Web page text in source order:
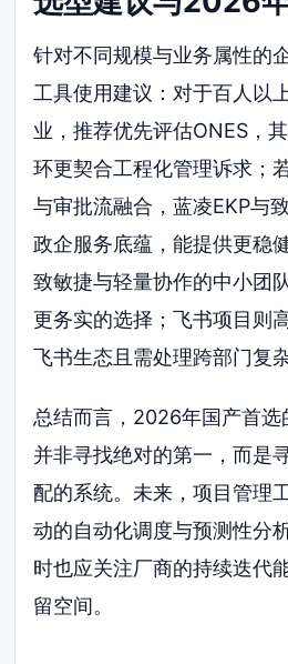
针对不同规模与业务属性的
工具使用建议：对于百人以
业，推荐优先评估ONES，
环更契合工程化管理诉求；
与审批流融合，蓝凌EKP与
政企服务底蕴，能提供更稳
致敏捷与轻量协作的中小团
更务实的选择；飞书项目则
飞书生态且需处理跨部门复
总结而言，2026年国产首
并非寻找绝对的第一，而是
配的系统。未来，项目管理
动的自动化调度与预测性分
时也应关注厂商的持续迭代
留空间。